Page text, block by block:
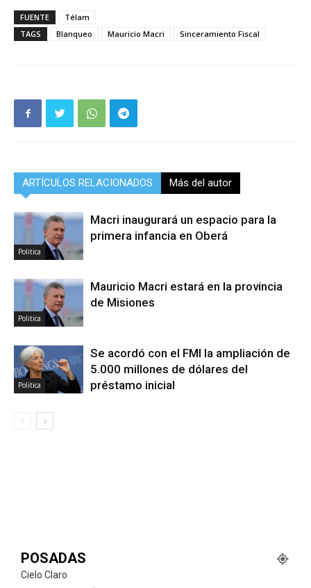
FUENTE
Télam
TAGS
Blanqueo Mauricio Macri Sinceramiento Fiscal
ARTÍCULOS RELACIONADOS Más del autor
Politica
Macri inaugurará un espacio para la
primera infancia en Oberá
Politica
Mauricio Macri estará en la provincia
de Misiones
Politica
Se acordó con el FMI la ampliación de
5.000 millones de dólares del
préstamo inicial
POSADAS
Cielo Claro